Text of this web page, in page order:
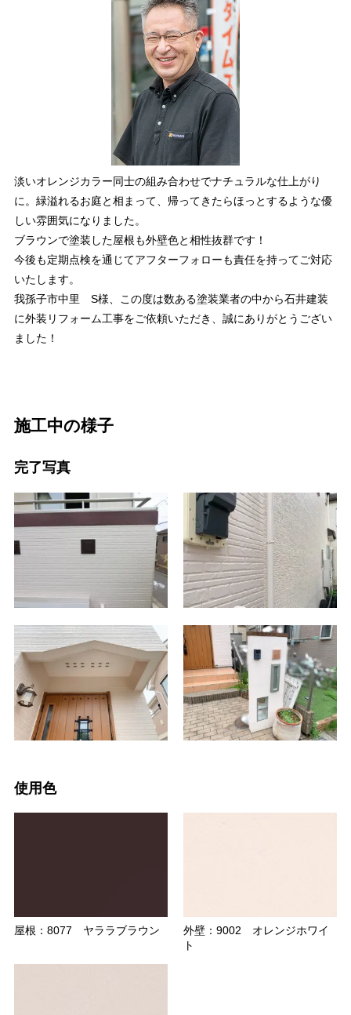
淡いオレンジカラー同士の組み合わせでナチュラルな仕上がり
に。緑溢れるお庭と相まって、帰ってきたらほっとするような優
しい雰囲気になりました。
ブラウンで塗装した屋根も外壁色と相性抜群です！
今後も定期点検を通じてアフターフォローも責任を持ってご対応
いたします。
我孫子市中里 S様、この度は数ある塗装業者の中から石井建装
に外装リフォーム工事をご依頼いただき、誠にありがとうござい
ました！
施工中の様子
完了写真
使用色
屋根：8077 ヤララブラウン
外壁：9002 オレンジホワイ
ト